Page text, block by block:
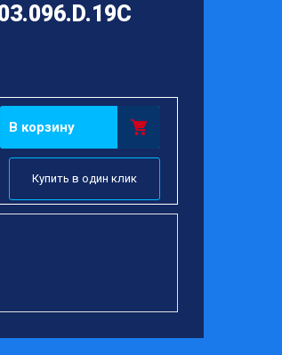
В корзину
Купить в один клик